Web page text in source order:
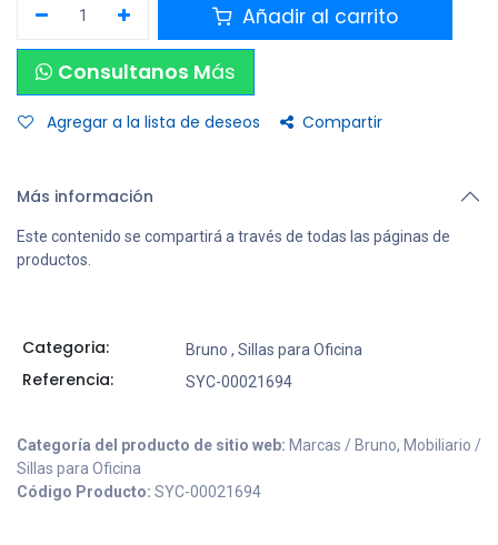
Añadir al carrito
Consultanos Más
Agregar a la lista de deseos Compartir
Más información
Este contenido se compartirá a través de todas las páginas de
productos.
Categoria: Bruno , Sillas para Oficina
Referencia: SYC-00021694
Categoría del producto de sitio web: Marcas / Bruno, Mobiliario /
Sillas para Oficina
Código Producto: SYC-00021694